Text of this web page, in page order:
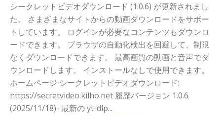
シークレットビデオダウンロード (1.0.6) が更新されまし
た。 さまざまなサイトからの動画ダウンロードをサポー
トしています。 ログインが必要なコンテンツもダウンロ
ードできます。 ブラウザの自動化検出を回避して、制限
なくダウンロードできます。 最高画質の動画と音声でダ
ウンロードします。 インストールなしで使用できます。
ホームページ シークレットビデオダウンロード:
https://secretvideo.kilho.net 履歴バージョン 1.0.6
(2025/11/18)- 最新の yt-dlp...